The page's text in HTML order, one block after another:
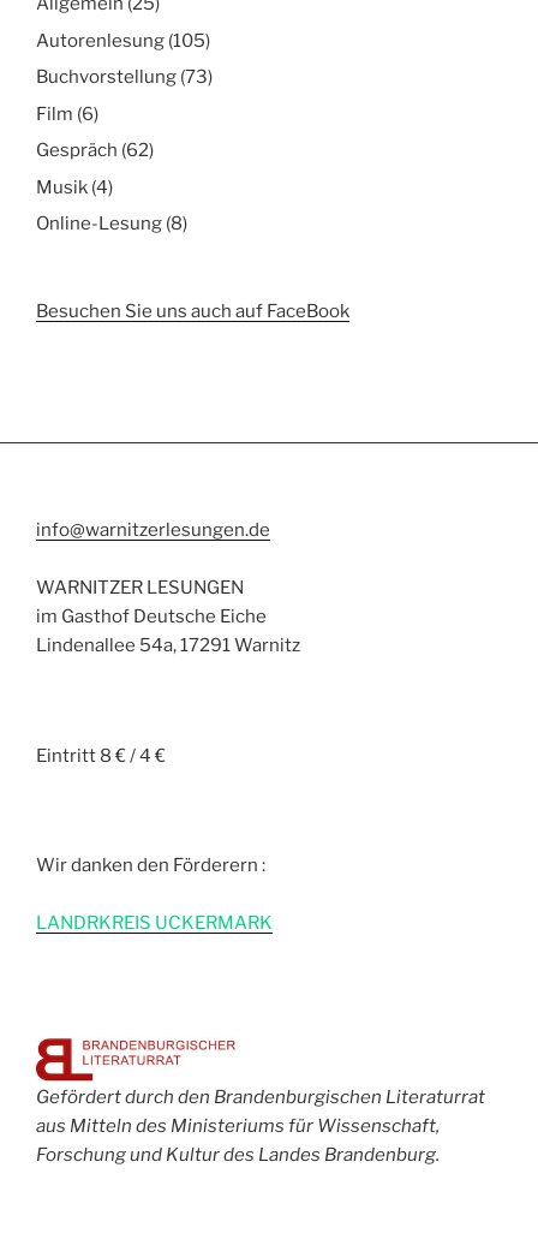
Autorenlesung (105)
Buchvorstellung (73)
Film (6)
Gespräch (62)
Musik (4)
Online-Lesung (8)
Besuchen Sie uns auch auf FaceBook
info@warnitzerlesungen.de
WARNITZER LESUNGEN
im Gasthof Deutsche Eiche
Lindenallee 54a, 17291 Warnitz
Eintritt 8 € / 4 €
Wir danken den Förderern :
LANDRKREIS UCKERMARK
Gefördert durch den Brandenburgischen Literaturrat
aus Mitteln des Ministeriums für Wissenschaft,
Forschung und Kultur des Landes Brandenburg.